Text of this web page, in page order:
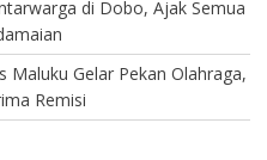
di Dobo, Ajak Semua
Maluku Gelar Pekan Olahraga,
Remisi